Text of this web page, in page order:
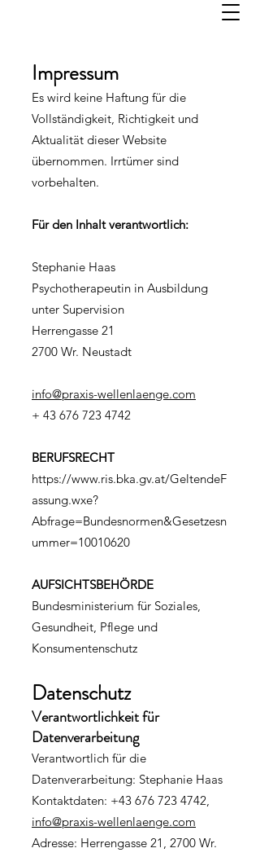
Impressum
Es wird keine Haftung für die
Vollständigkeit, Richtigkeit und
Aktualität dieser Website
übernommen. Irrtümer sind
vorbehalten.
Für den Inhalt verantwortlich:
Stephanie Haas
Psychotherapeutin in Ausbildung
unter Supervision
Herrengasse 21
2700 Wr. Neustadt
info@praxis-wellenlaenge.com
+ 43 676 723 4742
BERUFSRECHT
https://www.ris.bka.gv.at/GeltendeF
assung.wxe?
Abfrage=Bundesnormen&Gesetzesn
ummer=10010620
AUFSICHTSBEHÖRDE
Bundesministerium für Soziales,
Gesundheit, Pflege und
Konsumentenschutz
Datenschutz
Verantwortlichkeit für
Datenverarbeitung
Verantwortlich für die
Datenverarbeitung: Stephanie Haas
Kontaktdaten: +43 676 723 4742,
info@praxis-wellenlaenge.com
Adresse: Herrengasse 21, 2700 Wr.